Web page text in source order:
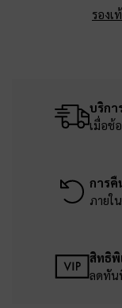
รองเ
บริกา
เมื่อช้
การคื
ภายใ
สิทธิพิ
ลดทัน